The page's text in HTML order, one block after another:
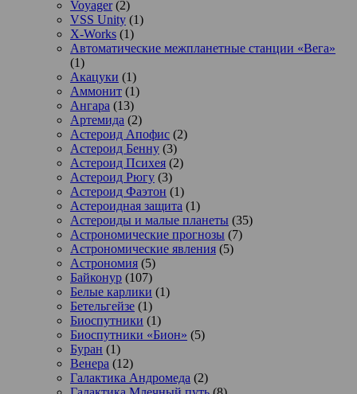
Voyager(2)
VSS Unity (1)
X-Works (1)
Автоматические межпланетные станции «Вега»
(1)
Акацуки (1)
Аммонит (1)
Ангара (13)
Артемида (2)
Астероид Апофис (2)
Астероид Бенну (3)
Астероид Психея (2)
Астероид Рюгу (3)
Астероид Фаэтон (1)
Астероидная защита (1)
Астероиды и малые планеты (35)
Астрономические прогнозы (7)
Астрономические явления (5)
Астрономия (5)
Байконур (107)
Белые карлики (1)
Бетельгейзе (1)
Биоспутники (1)
Биоспутники «Бион» (5)
Буран (1)
Венера (12)
Галактика Андромеда (2)